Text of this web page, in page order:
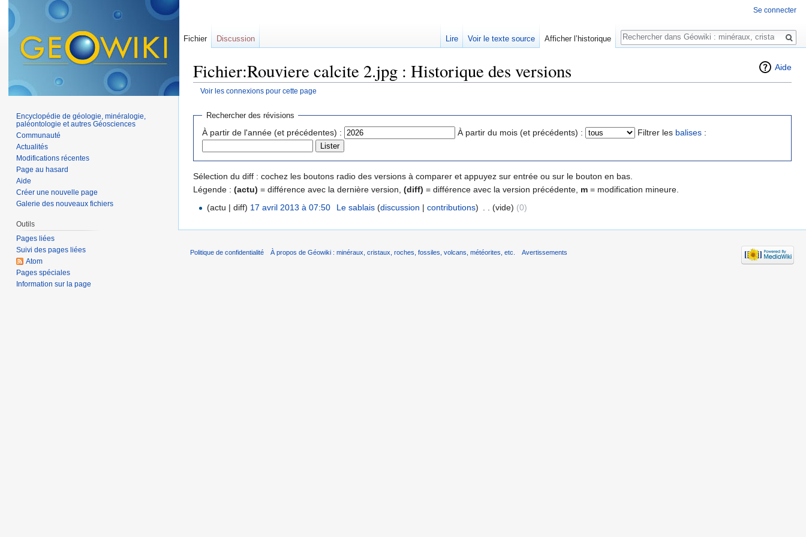
Aide
Fichier:Rouviere calcite 2.jpg : Historique des versions
Voir les connexions pour cette page
Rechercher des révisions
À partir de l'année (et précédentes) : À partir du mois (et précédents) : Filtrer les balises :
Sélection du diff : cochez les boutons radio des versions à comparer et appuyez sur entrée ou sur le bouton en bas.
Légende : (actu) = différence avec la dernière version, (diff) = différence avec la version précédente, m = modification mineure.
(actu | diff) 17 avril 2013 à 07:50 Le sablais (discussion | contributions) (vide) (0)
Se connecter
Fichier Discussion Lire Voir le texte source Afficher l’historique
Rechercher
Encyclopédie de géologie, minéralogie,
paléontologie et autres Géosciences
Communauté
Actualités
Modifications récentes
Page au hasard
Aide
Créer une nouvelle page
Galerie des nouveaux fichiers
Outils
Pages liées
Suivi des pages liées
Atom
Pages spéciales
Information sur la page
Politique de confidentialité À propos de Géowiki : minéraux, cristaux, roches, fossiles, volcans, météorites, etc. Avertissements